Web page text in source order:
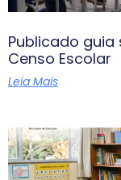
Publicado
Censo Escolar
Leia Mais